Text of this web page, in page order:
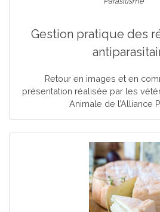
Gestion pratique des
Retour en images et en
présentation réalisée par les
Animale de l’Alliance